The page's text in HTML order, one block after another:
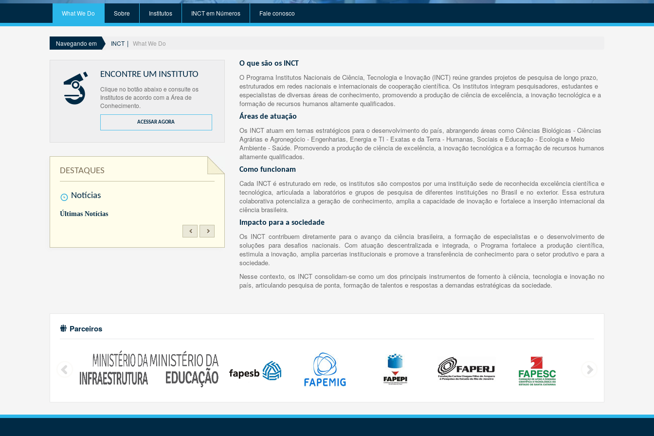
What We Do Sobre Institutos INCT em Números Fale conosco
Navegando em INCT What We Do
ENCONTRE UM INSTITUTO
Clique no botão abaixo e consulte os
Institutos de acordo com a Área de
Conhecimento.
ACESSAR AGORA
DESTAQUES
Notícias
Últimas Notícias
O que são os INCT
O Programa Institutos Nacionais de Ciência, Tecnologia e Inovação (INCT) reúne grandes projetos de pesquisa de longo prazo,
estruturados em redes nacionais e internacionais de cooperação científica. Os institutos integram pesquisadores, estudantes e
especialistas de diversas áreas de conhecimento, promovendo a produção de ciência de excelência, a inovação tecnológica e a
formação de recursos humanos altamente qualificados.
Áreas de atuação
Os INCT atuam em temas estratégicos para o desenvolvimento do país, abrangendo áreas como Ciências Biológicas - Ciências
Agrárias e Agronegócio - Engenharias, Energia e TI - Exatas e da Terra - Humanas, Sociais e Educação - Ecologia e Meio
Ambiente - Saúde. Promovendo a produção de ciência de excelência, a inovação tecnológica e a formação de recursos humanos
altamente qualificados.
Como funcionam
Cada INCT é estruturado em rede, os institutos são compostos por uma instituição sede de reconhecida excelência científica e
tecnológica, articulada a laboratórios e grupos de pesquisa de diferentes instituições no Brasil e no exterior. Essa estrutura
colaborativa potencializa a geração de conhecimento, amplia a capacidade de inovação e fortalece a inserção internacional da
ciência brasileira.
Impacto para a sociedade
Os INCT contribuem diretamente para o avanço da ciência brasileira, a formação de especialistas e o desenvolvimento de
soluções para desafios nacionais. Com atuação descentralizada e integrada, o Programa fortalece a produção científica,
estimula a inovação, amplia parcerias institucionais e promove a transferência de conhecimento para o setor produtivo e para a
sociedade.
Nesse contexto, os INCT consolidam-se como um dos principais instrumentos de fomento à ciência, tecnologia e inovação no
país, articulando pesquisa de ponta, formação de talentos e respostas a demandas estratégicas da sociedade.
Parceiros